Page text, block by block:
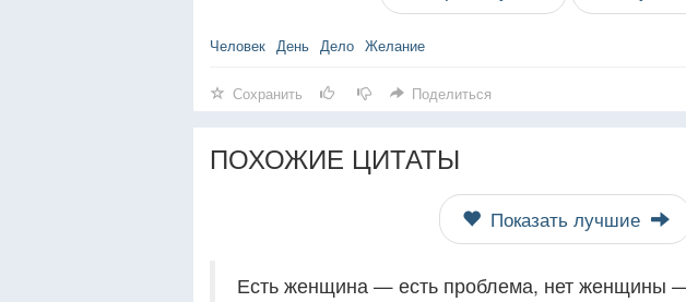
Человек День Дело Желание
Сохранить Поделиться
ПОХОЖИЕ ЦИТАТЫ
Показать лучшие
Есть женщина — есть проблема, нет женщины